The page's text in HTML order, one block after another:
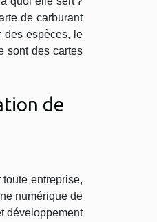
de carburant
des espèces, le
sont des cartes
de
entreprise,
numérique de
développement